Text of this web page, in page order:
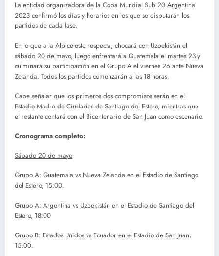
La entidad organizadora de la Copa Mundial Sub 20 Argentina
2023 confirmó los días y horarios en los que se disputarán los
partidos de cada fase.
En lo que a la Albiceleste respecta, chocará con Uzbekistán el
sábado 20 de mayo, luego enfrentará a Guatemala el martes 23 y
culminará su participación en el Grupo A el viernes 26 ante Nueva
Zelanda. Todos los partidos comenzarán a las 18 horas.
Cabe señalar que los primeros dos compromisos serán en el
Estadio Madre de Ciudades de Santiago del Estero, mientras que
el restante contará con el Bicentenario de San Juan como escenario.
Cronograma completo:
Sábado 20 de mayo
Grupo A: Guatemala vs Nueva Zelanda en el Estadio de Santiago
del Estero, 15:00.
Grupo A: Argentina vs Uzbekistán en el Estadio de Santiago del
Estero, 18:00
Grupo B: Estados Unidos vs Ecuador en el Estadio de San Juan,
15:00.